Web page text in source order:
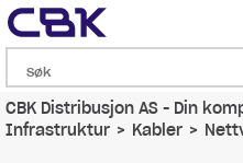
CBK Distribusjon AS - Din
Infrastruktur>Kabler>